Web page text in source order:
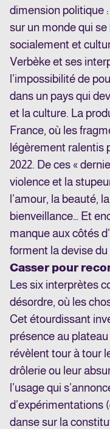
dimension politique
sur un monde qui
socialement et
Verbèke et ses
l’impossibilité de
dans un pays qui
et la culture. La
France, où les
légèrement ralentis
2022. De ces «
violence et la
l’amour, la beauté,
bienveillance… Et
manque aux côtés
forment la devise du
Casser pour
Les six interprètes
désordre, où les
Cet étourdissant
présence au
révèlent tour à tour
drôlerie ou leur
l’usage qui
d’expérimentations
danse sur la